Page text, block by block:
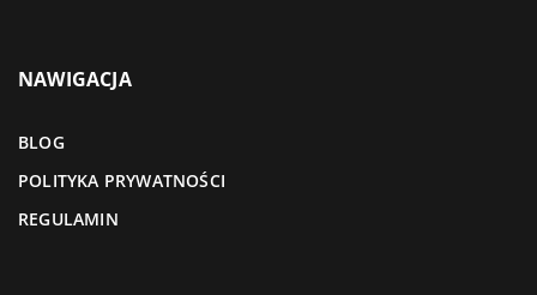
NAWIGACJA
BLOG
POLITYKA PRYWATNOŚCI
REGULAMIN